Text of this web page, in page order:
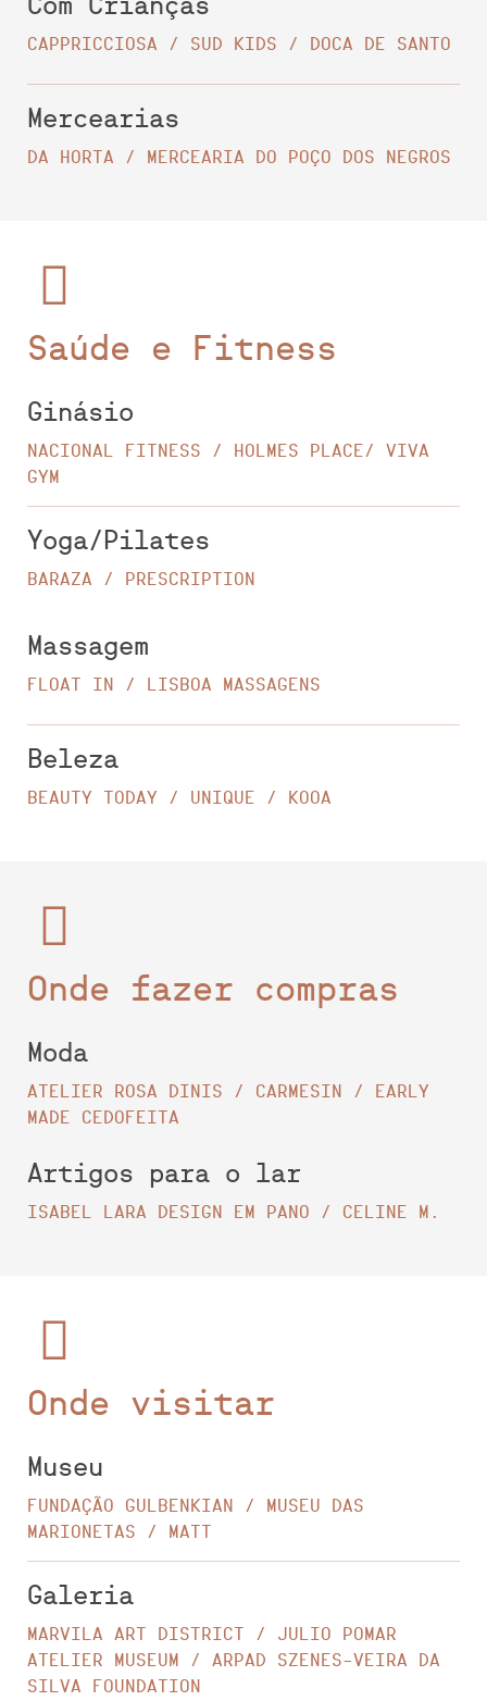
Com Crianças
CAPPRICCIOSA / SUD KIDS / DOCA DE SANTO
Mercearias
DA HORTA / MERCEARIA DO POÇO DOS NEGROS
Saúde e Fitness
Ginásio
NACIONAL FITNESS / HOLMES PLACE/ VIVA
GYM
Yoga/Pilates
BARAZA / PRESCRIPTION
Massagem
FLOAT IN / LISBOA MASSAGENS
Beleza
BEAUTY TODAY / UNIQUE / KOOA
Onde fazer compras
Moda
ATELIER ROSA DINIS / CARMESIN / EARLY
MADE CEDOFEITA
Artigos para o lar
ISABEL LARA DESIGN EM PANO / CELINE M.
Onde visitar
Museu
FUNDAÇÃO GULBENKIAN / MUSEU DAS
MARIONETAS / MATT
Galeria
MARVILA ART DISTRICT / JULIO POMAR
ATELIER MUSEUM / ARPAD SZENES-VEIRA DA
SILVA FOUNDATION